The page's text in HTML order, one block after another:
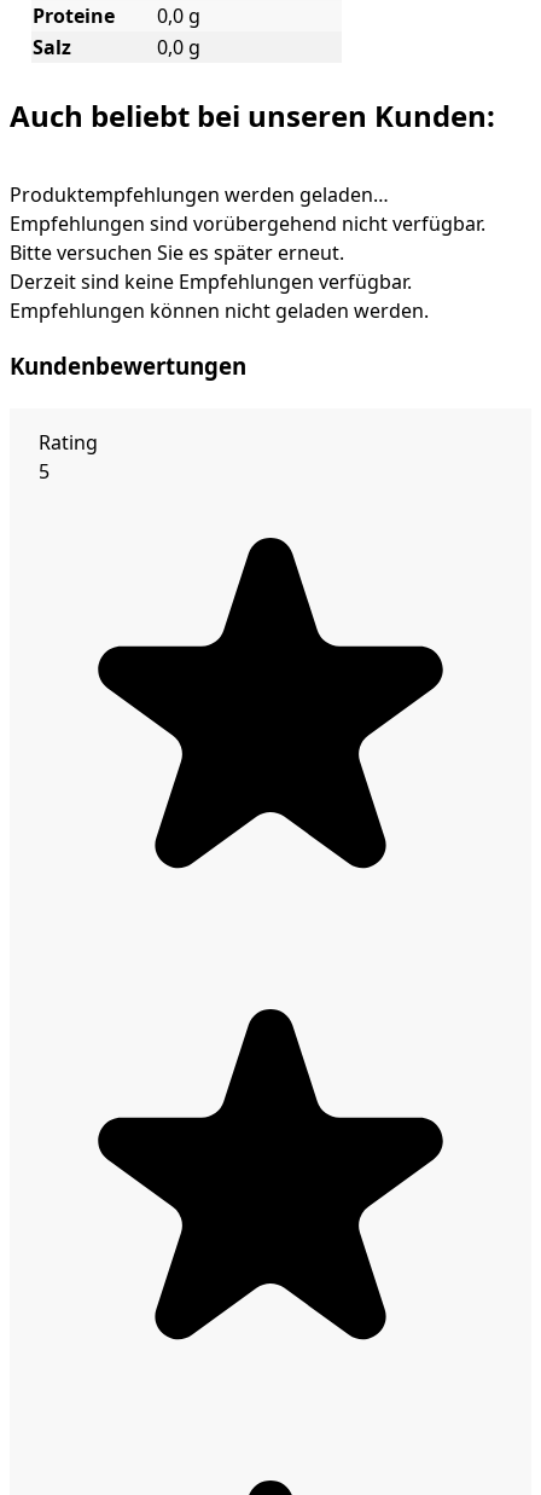
Proteine
0,0 g
Salz
0,0 g
Auch beliebt bei unseren Kunden:
Produktempfehlungen werden geladen…
Empfehlungen sind vorübergehend nicht verfügbar.
Bitte versuchen Sie es später erneut.
Derzeit sind keine Empfehlungen verfügbar.
Empfehlungen können nicht geladen werden.
Kundenbewertungen
Rating
5